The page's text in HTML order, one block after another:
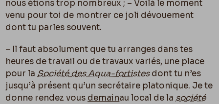
nous étions trop nombreux ; – Voilà le moment
venu pour toi de montrer ce joli dévouement
dont tu parles souvent.
– Il faut absolument que tu arranges dans tes
heures de travail ou de travaux variés, une place
pour la Société des Aqua-fortistesdont tu n’es
jusqu’à présent qu’un secrétaire platonique. Je te
donne rendez vous demainau local de la société